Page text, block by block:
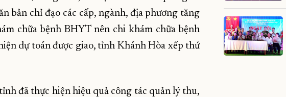
bản chỉ đạo các cấp, ngành, địa phương tăng
chữa bệnh BHYT nên chi khám chữa bệnh
dự toán được giao, tỉnh Khánh Hòa xếp thứ
đã thực hiện hiệu quả công tác quản lý thu,